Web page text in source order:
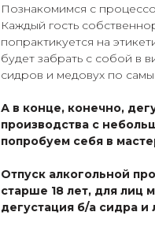
Познакомимся с
Каждый гость
попрактикуется на
будет забрать с собой в
сидров и медовух по
А в конце, конечно,
производства с
попробуем себя в
Отпуск алкогольной
старше 18 лет, для лиц
дегустация б/а сидра